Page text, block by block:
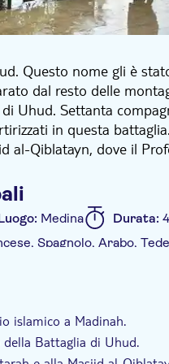
Questo nome gli è
dal resto delle
Uhud. Settanta
in questa battaglia.
al-Qiblatayn, dove il
si visita la Santa
prime pietre furono
Se il tempo lo
(al-Masajid as-
fu scavata dai
di stanza e sui luoghi di
sono in fila da
Umer ibn Khattab,
Medina Durata:
Spagnolo, Arabo,
Trasporto incluso
islamico a Madinah.
Battaglia di Uhud.